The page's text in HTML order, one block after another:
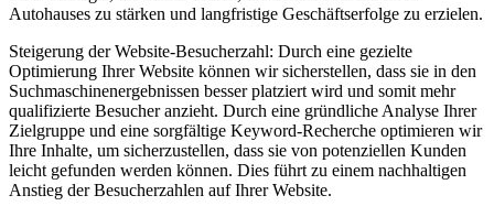
Autohauses zu stärken und langfristige Geschäftserfolge zu erzielen.
Steigerung der Website-Besucherzahl: Durch eine gezielte
Optimierung Ihrer Website können wir sicherstellen, dass sie in den
Suchmaschinenergebnissen besser platziert wird und somit mehr
qualifizierte Besucher anzieht. Durch eine gründliche Analyse Ihrer
Zielgruppe und eine sorgfältige Keyword-Recherche optimieren wir
Ihre Inhalte, um sicherzustellen, dass sie von potenziellen Kunden
leicht gefunden werden können. Dies führt zu einem nachhaltigen
Anstieg der Besucherzahlen auf Ihrer Website.